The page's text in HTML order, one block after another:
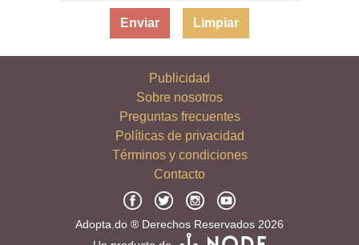
Limpiar
Publicidad
Sobre nosotros
Preguntas frecuentes
Políticas de privacidad
Términos y condiciones
Contacto
Adopta.do ® Derechos Reservados 2026